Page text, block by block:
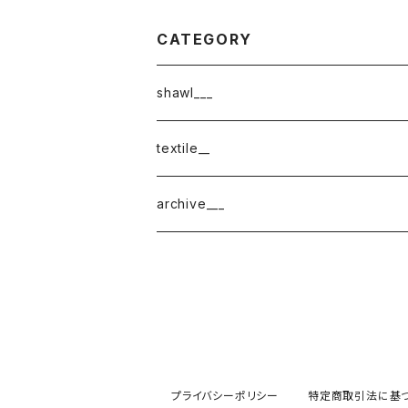
CATEGORY
shawl___
cotton
border
cotton × wool
textile__
織物
archive___
プライバシーポリシー 特定商取引法に基